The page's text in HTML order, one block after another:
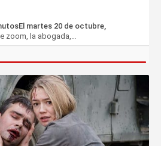
martes 20 de octubre,
zoom, la abogada,…